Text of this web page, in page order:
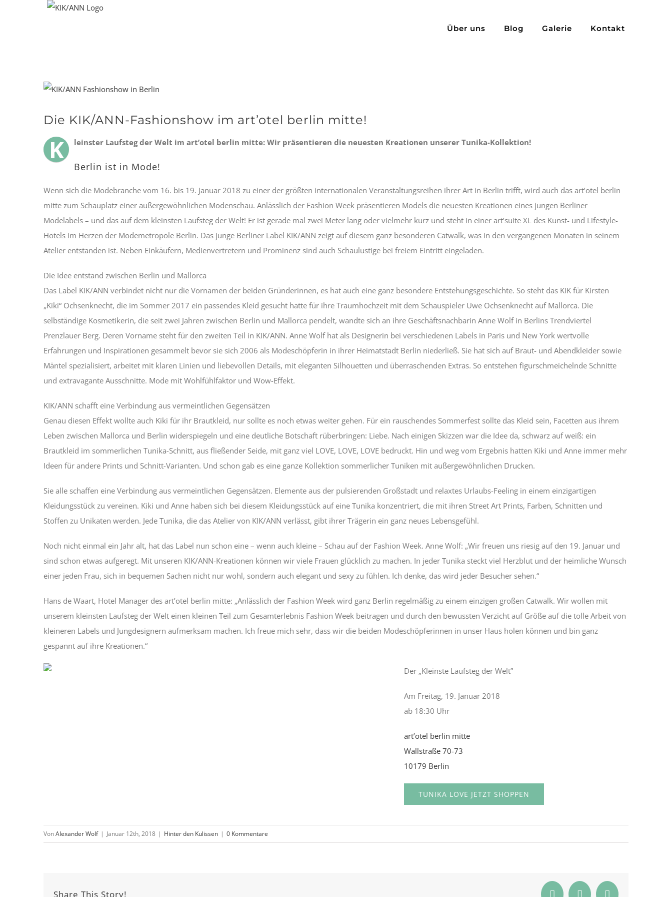
Über uns Blog Galerie Kontakt
Zeige
Bild
Die KIK/ANN-Fashionshow im art’otel berlin mitte!
K leinster Laufsteg der Welt im art’otel berlin mitte: Wir präsentieren die neuesten Kreationen unserer Tunika-Kollektion!
Berlin ist in Mode!
Wenn sich die Modebranche vom 16. bis 19. Januar 2018 zu einer der größten internationalen Veranstaltungsreihen ihrer Art in Berlin trifft, wird auch das art’otel berlin
mitte zum Schauplatz einer außergewöhnlichen Modenschau. Anlässlich der Fashion Week präsentieren Models die neuesten Kreationen eines jungen Berliner
Modelabels – und das auf dem kleinsten Laufsteg der Welt! Er ist gerade mal zwei Meter lang oder vielmehr kurz und steht in einer art’suite XL des Kunst- und Lifestyle-
Hotels im Herzen der Modemetropole Berlin. Das junge Berliner Label KIK/ANN zeigt auf diesem ganz besonderen Catwalk, was in den vergangenen Monaten in seinem
Atelier entstanden ist. Neben Einkäufern, Medienvertretern und Prominenz sind auch Schaulustige bei freiem Eintritt eingeladen.
Die Idee entstand zwischen Berlin und Mallorca
Das Label KIK/ANN verbindet nicht nur die Vornamen der beiden Gründerinnen, es hat auch eine ganz besondere Entstehungsgeschichte. So steht das KIK für Kirsten
„Kiki“ Ochsenknecht, die im Sommer 2017 ein passendes Kleid gesucht hatte für ihre Traumhochzeit mit dem Schauspieler Uwe Ochsenknecht auf Mallorca. Die
selbständige Kosmetikerin, die seit zwei Jahren zwischen Berlin und Mallorca pendelt, wandte sich an ihre Geschäftsnachbarin Anne Wolf in Berlins Trendviertel
Prenzlauer Berg. Deren Vorname steht für den zweiten Teil in KIK/ANN. Anne Wolf hat als Designerin bei verschiedenen Labels in Paris und New York wertvolle
Erfahrungen und Inspirationen gesammelt bevor sie sich 2006 als Modeschöpferin in ihrer Heimatstadt Berlin niederließ. Sie hat sich auf Braut- und Abendkleider sowie
Mäntel spezialisiert, arbeitet mit klaren Linien und liebevollen Details, mit eleganten Silhouetten und überraschenden Extras. So entstehen figurschmeichelnde Schnitte
und extravagante Ausschnitte. Mode mit Wohlfühlfaktor und Wow-Effekt.
KIK/ANN schafft eine Verbindung aus vermeintlichen Gegensätzen
Genau diesen Effekt wollte auch Kiki für ihr Brautkleid, nur sollte es noch etwas weiter gehen. Für ein rauschendes Sommerfest sollte das Kleid sein, Facetten aus ihrem
Leben zwischen Mallorca und Berlin widerspiegeln und eine deutliche Botschaft rüberbringen: Liebe. Nach einigen Skizzen war die Idee da, schwarz auf weiß: ein
Brautkleid im sommerlichen Tunika-Schnitt, aus fließender Seide, mit ganz viel LOVE, LOVE, LOVE bedruckt. Hin und weg vom Ergebnis hatten Kiki und Anne immer mehr
Ideen für andere Prints und Schnitt-Varianten. Und schon gab es eine ganze Kollektion sommerlicher Tuniken mit außergewöhnlichen Drucken.
Sie alle schaffen eine Verbindung aus vermeintlichen Gegensätzen. Elemente aus der pulsierenden Großstadt und relaxtes Urlaubs-Feeling in einem einzigartigen
Kleidungsstück zu vereinen. Kiki und Anne haben sich bei diesem Kleidungsstück auf eine Tunika konzentriert, die mit ihren Street Art Prints, Farben, Schnitten und
Stoffen zu Unikaten werden. Jede Tunika, die das Atelier von KIK/ANN verlässt, gibt ihrer Trägerin ein ganz neues Lebensgefühl.
Noch nicht einmal ein Jahr alt, hat das Label nun schon eine – wenn auch kleine – Schau auf der Fashion Week. Anne Wolf: „Wir freuen uns riesig auf den 19. Januar und
sind schon etwas aufgeregt. Mit unseren KIK/ANN-Kreationen können wir viele Frauen glücklich zu machen. In jeder Tunika steckt viel Herzblut und der heimliche Wunsch
einer jeden Frau, sich in bequemen Sachen nicht nur wohl, sondern auch elegant und sexy zu fühlen. Ich denke, das wird jeder Besucher sehen.“
Hans de Waart, Hotel Manager des art’otel berlin mitte: „Anlässlich der Fashion Week wird ganz Berlin regelmäßig zu einem einzigen großen Catwalk. Wir wollen mit
unserem kleinsten Laufsteg der Welt einen kleinen Teil zum Gesamterlebnis Fashion Week beitragen und durch den bewussten Verzicht auf Größe auf die tolle Arbeit von
kleineren Labels und Jungdesignern aufmerksam machen. Ich freue mich sehr, dass wir die beiden Modeschöpferinnen in unser Haus holen können und bin ganz
gespannt auf ihre Kreationen.“
Der „Kleinste Laufsteg der Welt”
Am Freitag, 19. Januar 2018
ab 18:30 Uhr
art’otel berlin mitte
Wallstraße 70-73
10179 Berlin
TUNIKA LOVE JETZT SHOPPEN
VonAlexander Wolf | Januar 12th, 2018 | Hinter den Kulissen | 0 Kommentare
Share This Story!